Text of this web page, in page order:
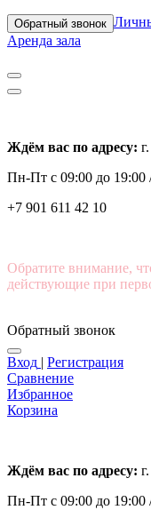
Обратный звонок
Аренда зала
Ждём вас по адресу:
Пн-Пт с 09:00 до 19:00
+7 901 611 42 10
Обратите внимание,
действующие при
Обратный звонок
Вход | Регистрация
Сравнение
Избранное
Корзина
Ждём вас по адресу:
Пн-Пт с 09:00 до 19:00